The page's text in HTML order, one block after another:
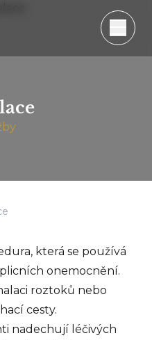
která se používá
onemocnění.
roztoků nebo
cesty.
nadechují léčivých